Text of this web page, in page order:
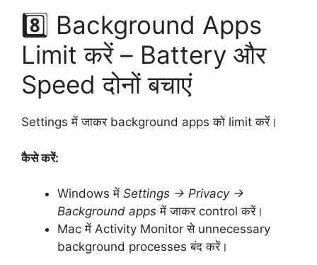
8️⃣ Background Apps
Limit करें – Battery और
Speed दोनों बचाएं
Settings में जाकर background apps को limit करें।
कैसे करें:
Windows में Settings → Privacy →
Background apps में जाकर control करें।
Mac में Activity Monitor से unnecessary
background processes बंद करें।